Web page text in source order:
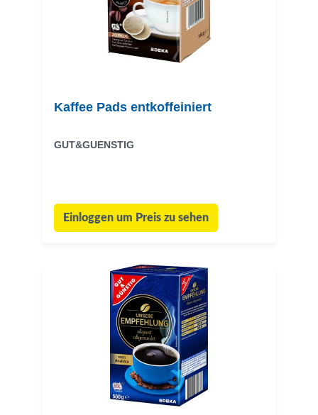
Kaffee Pads entkoffeiniert
GUT&GUENSTIG
Einloggen um Preis zu sehen